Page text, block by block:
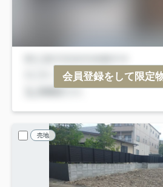
会員登録をして限定
売地